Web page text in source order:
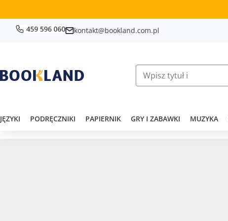
kontakt@bookland.com.pl
JĘZYKI PODRĘCZNIKI PAPIERNIK GRY I ZABAWKI MUZYKA